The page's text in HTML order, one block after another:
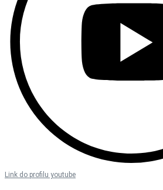
Link do profilu youtube